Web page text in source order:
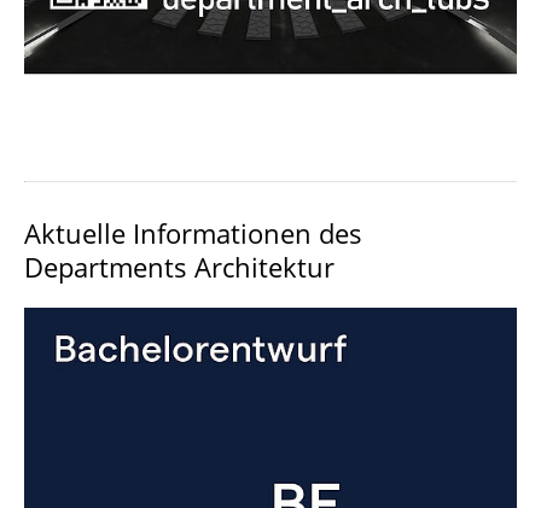
Aktuelle Informationen des
Departments Architektur